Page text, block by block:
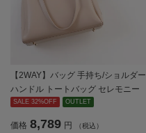
【2WAY】バッグ 手持ち/ショルダー
ハンドル トートバッグ セレモニー
無地 通年【レディース】
SALE 32%OFF OUTLET
価格 8,789 円 （税込）